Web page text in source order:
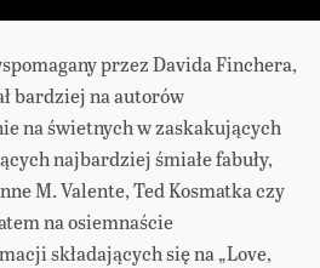
przez Davida Finchera,
bardziej na autorów
na świetnych w zaskakujących
najbardziej śmiałe fabuły,
M. Valente, Ted Kosmatka czy
na osiemnaście
składających się na „Love,